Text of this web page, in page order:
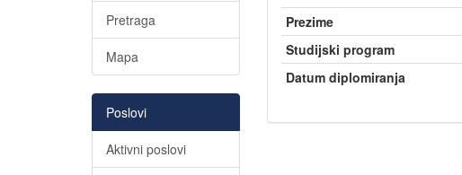
Pretraga
Mapa
Poslovi
Aktivni poslovi
Prezime
Studijski program
Datum diplomiranja